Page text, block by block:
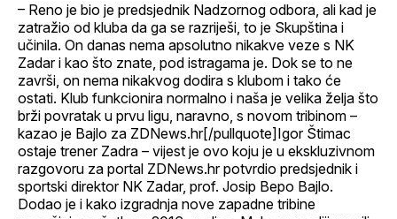
– Reno je bio je predsjednik Nadzornog odbora, ali kad je
zatražio od kluba da ga se razriješi, to je Skupština i
učinila. On danas nema apsolutno nikakve veze s NK
Zadar i kao što znate, pod istragama je. Dok se to ne
završi, on nema nikakvog dodira s klubom i tako će
ostati. Klub funkcionira normalno i naša je velika želja što
brži povratak u prvu ligu, naravno, s novom tribinom –
kazao je Bajlo za ZDNews.hr[/pullquote]Igor Štimac
ostaje trener Zadra – vijest je ovo koju je u ekskluzivnom
razgovoru za portal ZDNews.hr potvrdio predsjednik i
sportski direktor NK Zadar, prof. Josip Bepo Bajlo.
Dodao je i kako izgradnja nove zapadne tribine